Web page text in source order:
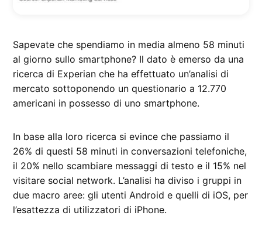
Sapevate che spendiamo in media almeno 58 minuti
al giorno sullo smartphone? Il dato è emerso da una
ricerca di Experian che ha effettuato un’analisi di
mercato sottoponendo un questionario a 12.770
americani in possesso di uno smartphone.
In base alla loro ricerca si evince che passiamo il
26% di questi 58 minuti in conversazioni telefoniche,
il 20% nello scambiare messaggi di testo e il 15% nel
visitare social network. L’analisi ha diviso i gruppi in
due macro aree: gli utenti Android e quelli di iOS, per
l’esattezza di utilizzatori di iPhone.